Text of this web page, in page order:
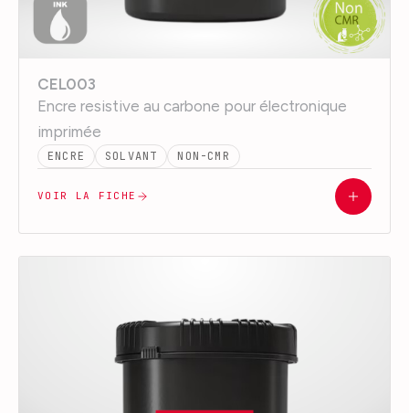
CEL003
Encre resistive au carbone pour électronique
imprimée
ENCRE SOLVANT NON-CMR
VOIR LA FICHE